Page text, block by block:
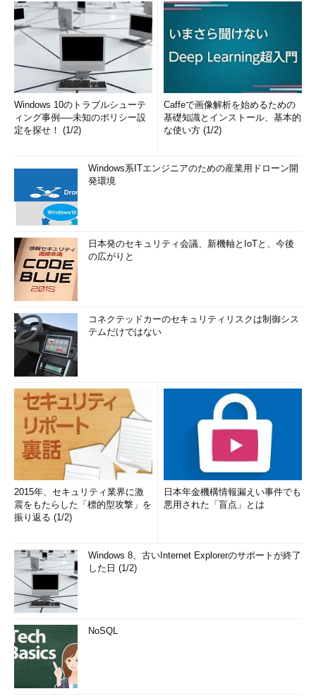
Windows 10のトラブルシューテ
ィング事例──未知のポリシー設
定を探せ！ (1/2)
Caffeで画像解析を始めるための
基礎知識とインストール、基本的
な使い方 (1/2)
Windows系ITエンジニアのための産業用ドローン開
発環境
日本発のセキュリティ会議、新機軸とIoTと、今後
の広がりと
コネクテッドカーのセキュリティリスクは制御シス
テムだけではない
2015年、セキュリティ業界に激
震をもたらした「標的型攻撃」を
振り返る (1/2)
日本年金機構情報漏えい事件でも
悪用された「盲点」とは
Windows 8、古いInternet Explorerのサポートが終了
した日 (1/2)
NoSQL